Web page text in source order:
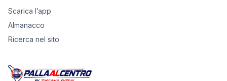
Scarica l’app
Almanacco
Ricerca nel sito